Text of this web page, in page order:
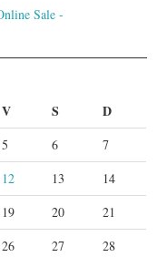
V S D
5 6
7
12 13
14
19 20
21
26 27
28